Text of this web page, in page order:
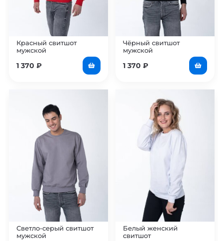
Красный свитшот
мужской
1 370 ₽
Чёрный свитшот
мужской
1 370 ₽
Светло-серый свитшот
мужской
Белый женский
свитшот